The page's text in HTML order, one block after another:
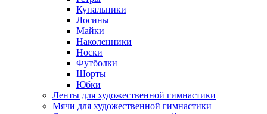
Купальники
Лосины
Майки
Наколенники
Носки
Футболки
Шорты
Юбки
Ленты для художественной гимнастики
Мячи для художественной гимнастики